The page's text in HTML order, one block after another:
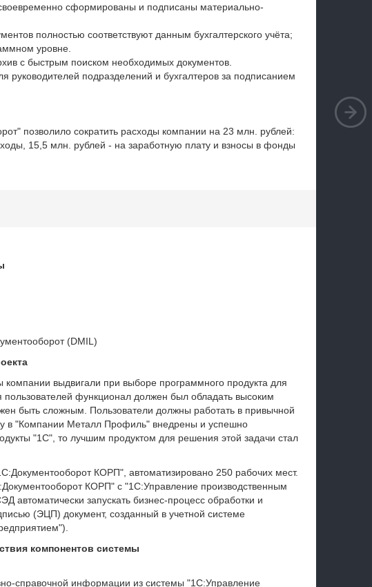
сформированы и подписаны материально-
полностью соответствуют данным бухгалтерского учёта;
уровне.
с быстрым поиском необходимых документов.
руководителей подразделений и бухгалтеров за подписанием
позволило сократить расходы компании на 23 млн. рублей:
15,5 млн. рублей - на заработную плату и взносы в фонды
(DMIL)
компании выдвигали при выборе программного продукта для
пользователей функционал должен был обладать высоким
быть сложным. Пользователи должны работать в привычной
в "Компании Металл Профиль" внедрены и успешно
"1С", то лучшим продуктом для решения этой задачи стал
КОРП", автоматизировано 250 рабочих мест.
КОРП" с "1С:Управление производственным
автоматически запускать бизнес-процесс обработки и
(ЭЦП) документ, созданный в учетной системе
компонентов системы
справочной информации из системы "1С:Управление